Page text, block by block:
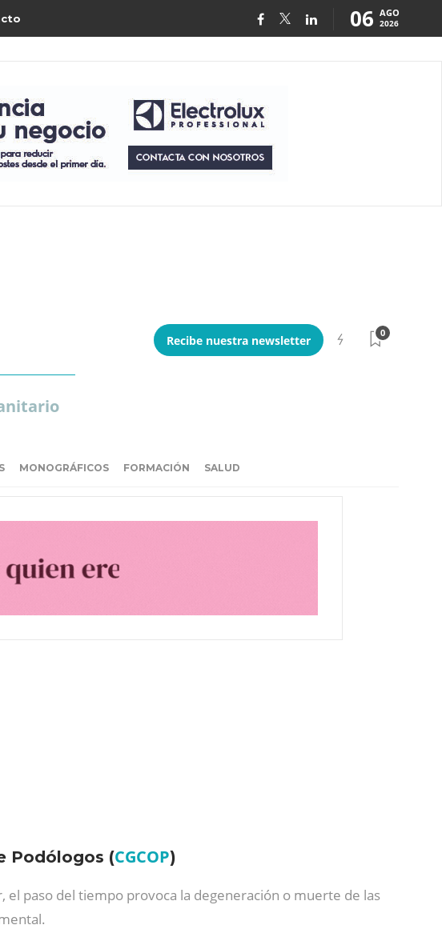
06 AGO
2026
Recibe nuestra newsletter
0
MONOGRÁFICOS FORMACIÓN SALUD
Podólogos (CGCOP)
el paso del tiempo provoca la degeneración o muerte de las